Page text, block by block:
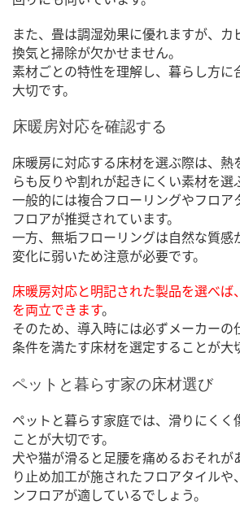
また、畳は調湿効果に優れますが、カ
換気と掃除が欠かせません。
素材ごとの特性を理解し、暮らし方に
大切です。
床暖房対応を確認する
床暖房に対応する床材を選ぶ際は、熱
らも反りや割れが起きにくい素材を選
一般的には複合フローリングやフロア
フロアが推奨されています。
一方、無垢フローリングは自然な質感
変化に弱いため注意が必要です。
床暖房対応と明記された製品を選べば
を両立できます。
そのため、導入時には必ずメーカーの
条件を満たす床材を選定することが大
ペットと暮らす家の床材選び
ペットと暮らす家庭では、滑りにくく
ことが大切です。
犬や猫が滑ると足腰を痛めるおそれが
り止め加工が施されたフロアタイルや
ンフロアが適しているでしょう。